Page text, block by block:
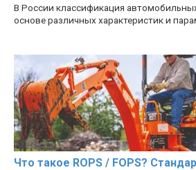
В России классификация
основе различных характеристик и
Что такое ROPS / FOPS?